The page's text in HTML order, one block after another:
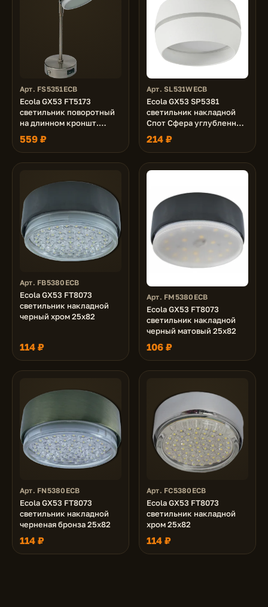
Арт. FS5351ECB
Ecola GX53 FT5173
светильник поворотный
на длинном кроншт.
сатин-хром 260х80
559 ₽
Арт. SL531WECB
Ecola GX53 SP5381
светильник накладной
Спот Сфера углубленный
Белый с матовой полосой
легкий 90х52
214 ₽
Арт. FB5380ECB
Ecola GX53 FT8073
светильник накладной
черный хром 25x82
114 ₽
Арт. FM5380ECB
Ecola GX53 FT8073
светильник накладной
черный матовый 25x82
106 ₽
Арт. FN5380ECB
Ecola GX53 FT8073
светильник накладной
черненая бронза 25x82
114 ₽
Арт. FC5380ECB
Ecola GX53 FT8073
светильник накладной
хром 25x82
114 ₽